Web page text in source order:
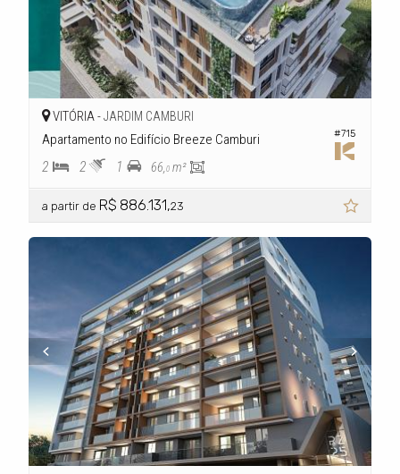
#715
VITÓRIA -JARDIM CAMBURI
Apartamento no Edifício Breeze Camburi
2 2 1 66,0 m²
a partir de R$ 886.131,23